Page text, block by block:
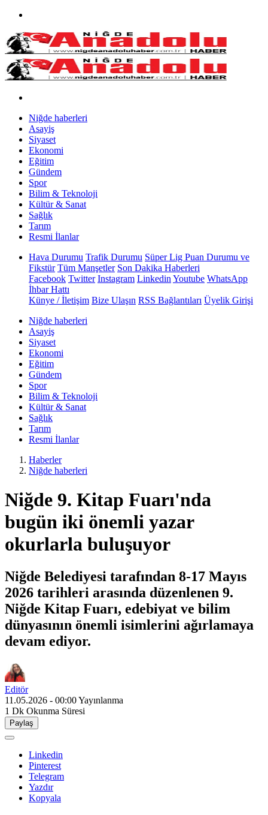
Niğde haberleri
Asayiş
Siyaset
Ekonomi
Eğitim
Gündem
Spor
Bilim & Teknoloji
Kültür & Sanat
Sağlık
Tarım
Resmi İlanlar
Hava Durumu Trafik Durumu Süper Lig Puan Durumu ve
Fikstür Tüm Manşetler Son Dakika Haberleri
Facebook Twitter Instagram Linkedin Youtube WhatsApp
İhbar Hattı
Künye / İletişim Bize Ulaşın RSS Bağlantıları Üyelik Girişi
Niğde haberleri
Asayiş
Siyaset
Ekonomi
Eğitim
Gündem
Spor
Bilim & Teknoloji
Kültür & Sanat
Sağlık
Tarım
Resmi İlanlar
Haberler
Niğde haberleri
Niğde 9. Kitap Fuarı'nda
bugün iki önemli yazar
okurlarla buluşuyor
Niğde Belediyesi tarafından 8-17 Mayıs
2026 tarihleri arasında düzenlenen 9.
Niğde Kitap Fuarı, edebiyat ve bilim
dünyasının önemli isimlerini ağırlamaya
devam ediyor.
Editör
11.05.2026 - 00:00Yayınlanma
1 Dk Okunma Süresi
Paylaş
Linkedin
Pinterest
Telegram
Yazdır
Kopyala